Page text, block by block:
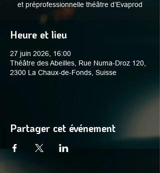
et préprofessionnelle théâtre d’Evaprod
Heure et lieu
27 juin 2026, 16:00
Théâtre des Abeilles, Rue Numa-Droz 120,
2300 La Chaux-de-Fonds, Suisse
Partager cet événement